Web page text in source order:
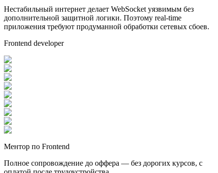
Нестабильный интернет делает WebSocket уязвимым без
дополнительной защитной логики. Поэтому real-time
приложения требуют продуманной обработки сетевых сбоев.
Frontend developer
Ментор по Frontend
Полное сопровождение до оффера — без дорогих курсов, с